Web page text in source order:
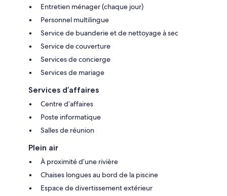
Entretien ménager (chaque jour)
Personnel multilingue
Service de buanderie et de nettoyage à sec
Service de couverture
Services de concierge
Services de mariage
Services d’affaires
Centre d’affaires
Poste informatique
Salles de réunion
Plein air
À proximité d’une rivière
Chaises longues au bord de la piscine
Espace de divertissement extérieur